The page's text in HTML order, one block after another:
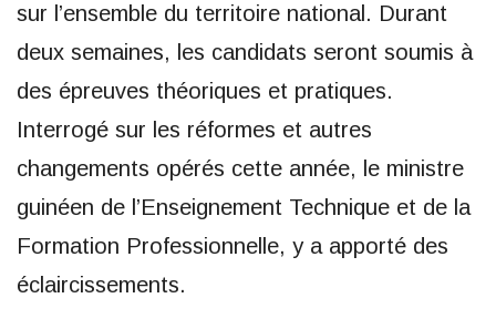
sur l’ensemble du territoire national. Durant
deux semaines, les candidats seront soumis à
des épreuves théoriques et pratiques.
Interrogé sur les réformes et autres
changements opérés cette année, le ministre
guinéen de l’Enseignement Technique et de la
Formation Professionnelle, y a apporté des
éclaircissements.